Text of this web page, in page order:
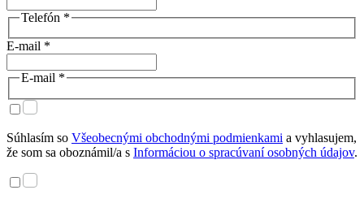
Telefón *
E-mail *
E-mail *
Súhlasím so Všeobecnými obchodnými podmienkami a vyhlasujem,
že som sa oboznámil/a s Informáciou o spracúvaní osobných údajov.